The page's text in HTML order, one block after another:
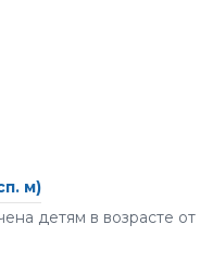
м)
детям в возрасте